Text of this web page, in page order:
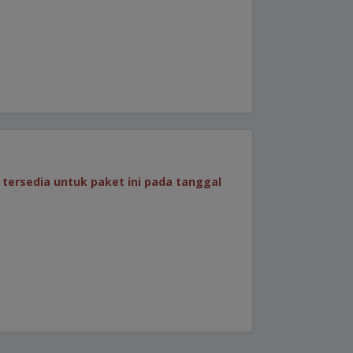
untuk paket ini pada tanggal